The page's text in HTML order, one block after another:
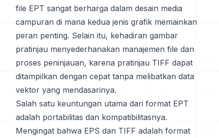
file EPT sangat berharga dalam desain media
campuran di mana kedua jenis grafik memainkan
peran penting. Selain itu, kehadiran gambar
pratinjau menyederhanakan manajemen file dan
proses peninjauan, karena pratinjau TIFF dapat
ditampilkan dengan cepat tanpa melibatkan data
vektor yang mendasarinya.
Salah satu keuntungan utama dari format EPT
adalah portabilitas dan kompatibilitasnya.
Mengingat bahwa EPS dan TIFF adalah format